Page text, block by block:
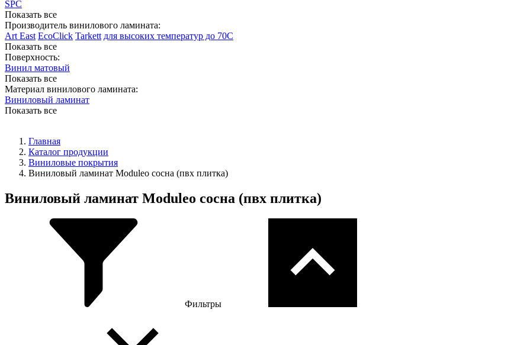
SPC
Показать все
Производитель винилового ламината:
Art East EcoClick Tarkett для высоких температур до 70С
Показать все
Поверхность:
Винил матовый
Показать все
Материал винилового ламината:
Виниловый ламинат
Показать все
Главная
Каталог продукции
Виниловые покрытия
Виниловый ламинат Moduleo сосна (пвх плитка)
Виниловый ламинат Moduleo сосна (пвх плитка)
Фильтры